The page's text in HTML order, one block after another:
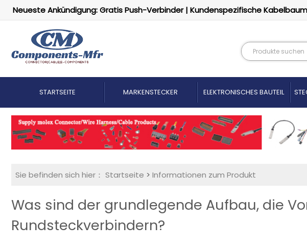
Neueste Ankündigung: Gratis Push-Verbinder | Kundenspezifische
STARTSEITE MARKENSTECKER ELEKTRONISCHES BAUTEIL
Sie befinden sich hier： Startseite > Informationen zum Produkt
Was sind der grundlegende Aufbau, die
Rundsteckverbindern?